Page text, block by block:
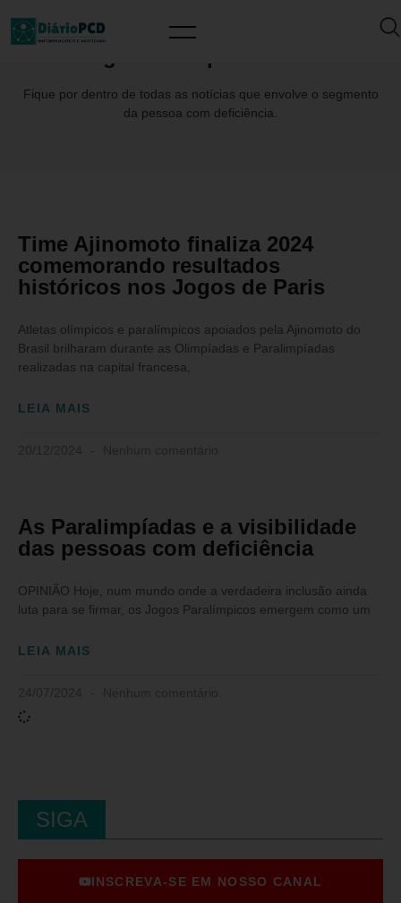
Fique por dentro de todas as notícias que envolve o segmento
da pessoa com deficiência.
Time Ajinomoto finaliza 2024
comemorando resultados
históricos nos Jogos de Paris
Atletas olímpicos e paralímpicos apoiados pela Ajinomoto do
Brasil brilharam durante as Olimpíadas e Paralimpíadas
realizadas na capital francesa,
LEIA MAIS
As Paralimpíadas e a visibilidade
das pessoas com deficiência
OPINIÃO Hoje, num mundo onde a verdadeira inclusão ainda
luta para se firmar, os Jogos Paralímpicos emergem como um
LEIA MAIS
SIGA
INSCREVA-SE EM NOSSO CANAL